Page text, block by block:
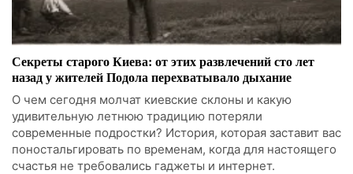
Секреты старого Киева: от этих развлечений сто лет
назад у жителей Подола перехватывало дыхание
О чем сегодня молчат киевские склоны и какую
удивительную летнюю традицию потеряли
современные подростки? История, которая заставит вас
поностальгировать по временам, когда для настоящего
счастья не требовались гаджеты и интернет.